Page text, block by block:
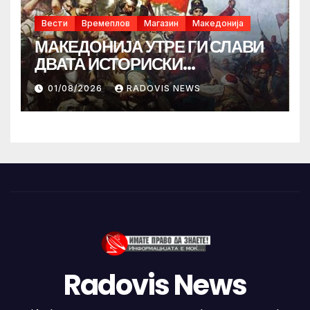
Вести Времеплов Магазин Македонија
МАКЕДОНИЈА УТРЕ ГИ СЛАВИ
ДВАТА ИСТОРИСКИ
ИЛИНДЕНА!
01/08/2026 RADOVIS NEWS
Radovis News